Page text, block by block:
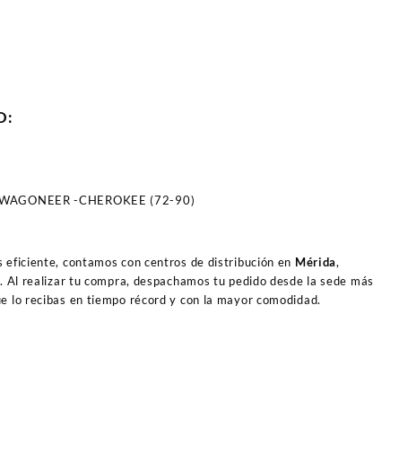
-CHEROKEE (72-90)
contamos con centros de distribución en Mérida,
. Al realizar tu compra, despachamos tu pedido desde la sede más
lo recibas en tiempo récord y con la mayor comodidad.